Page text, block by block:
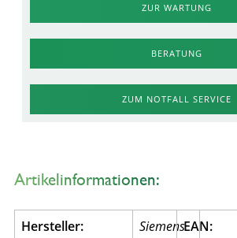
ZUR WARTUNG
BERATUNG
ZUM NOTFALL SERVICE
Artikelinformationen:
Hersteller: SiemensEAN: